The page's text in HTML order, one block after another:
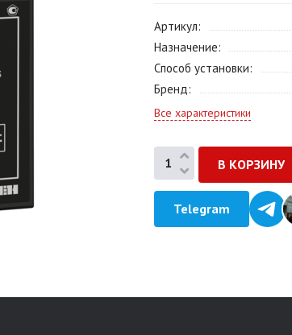
Артикул
Назначение
Способ установки
Бренд
Все характеристики
Telegram